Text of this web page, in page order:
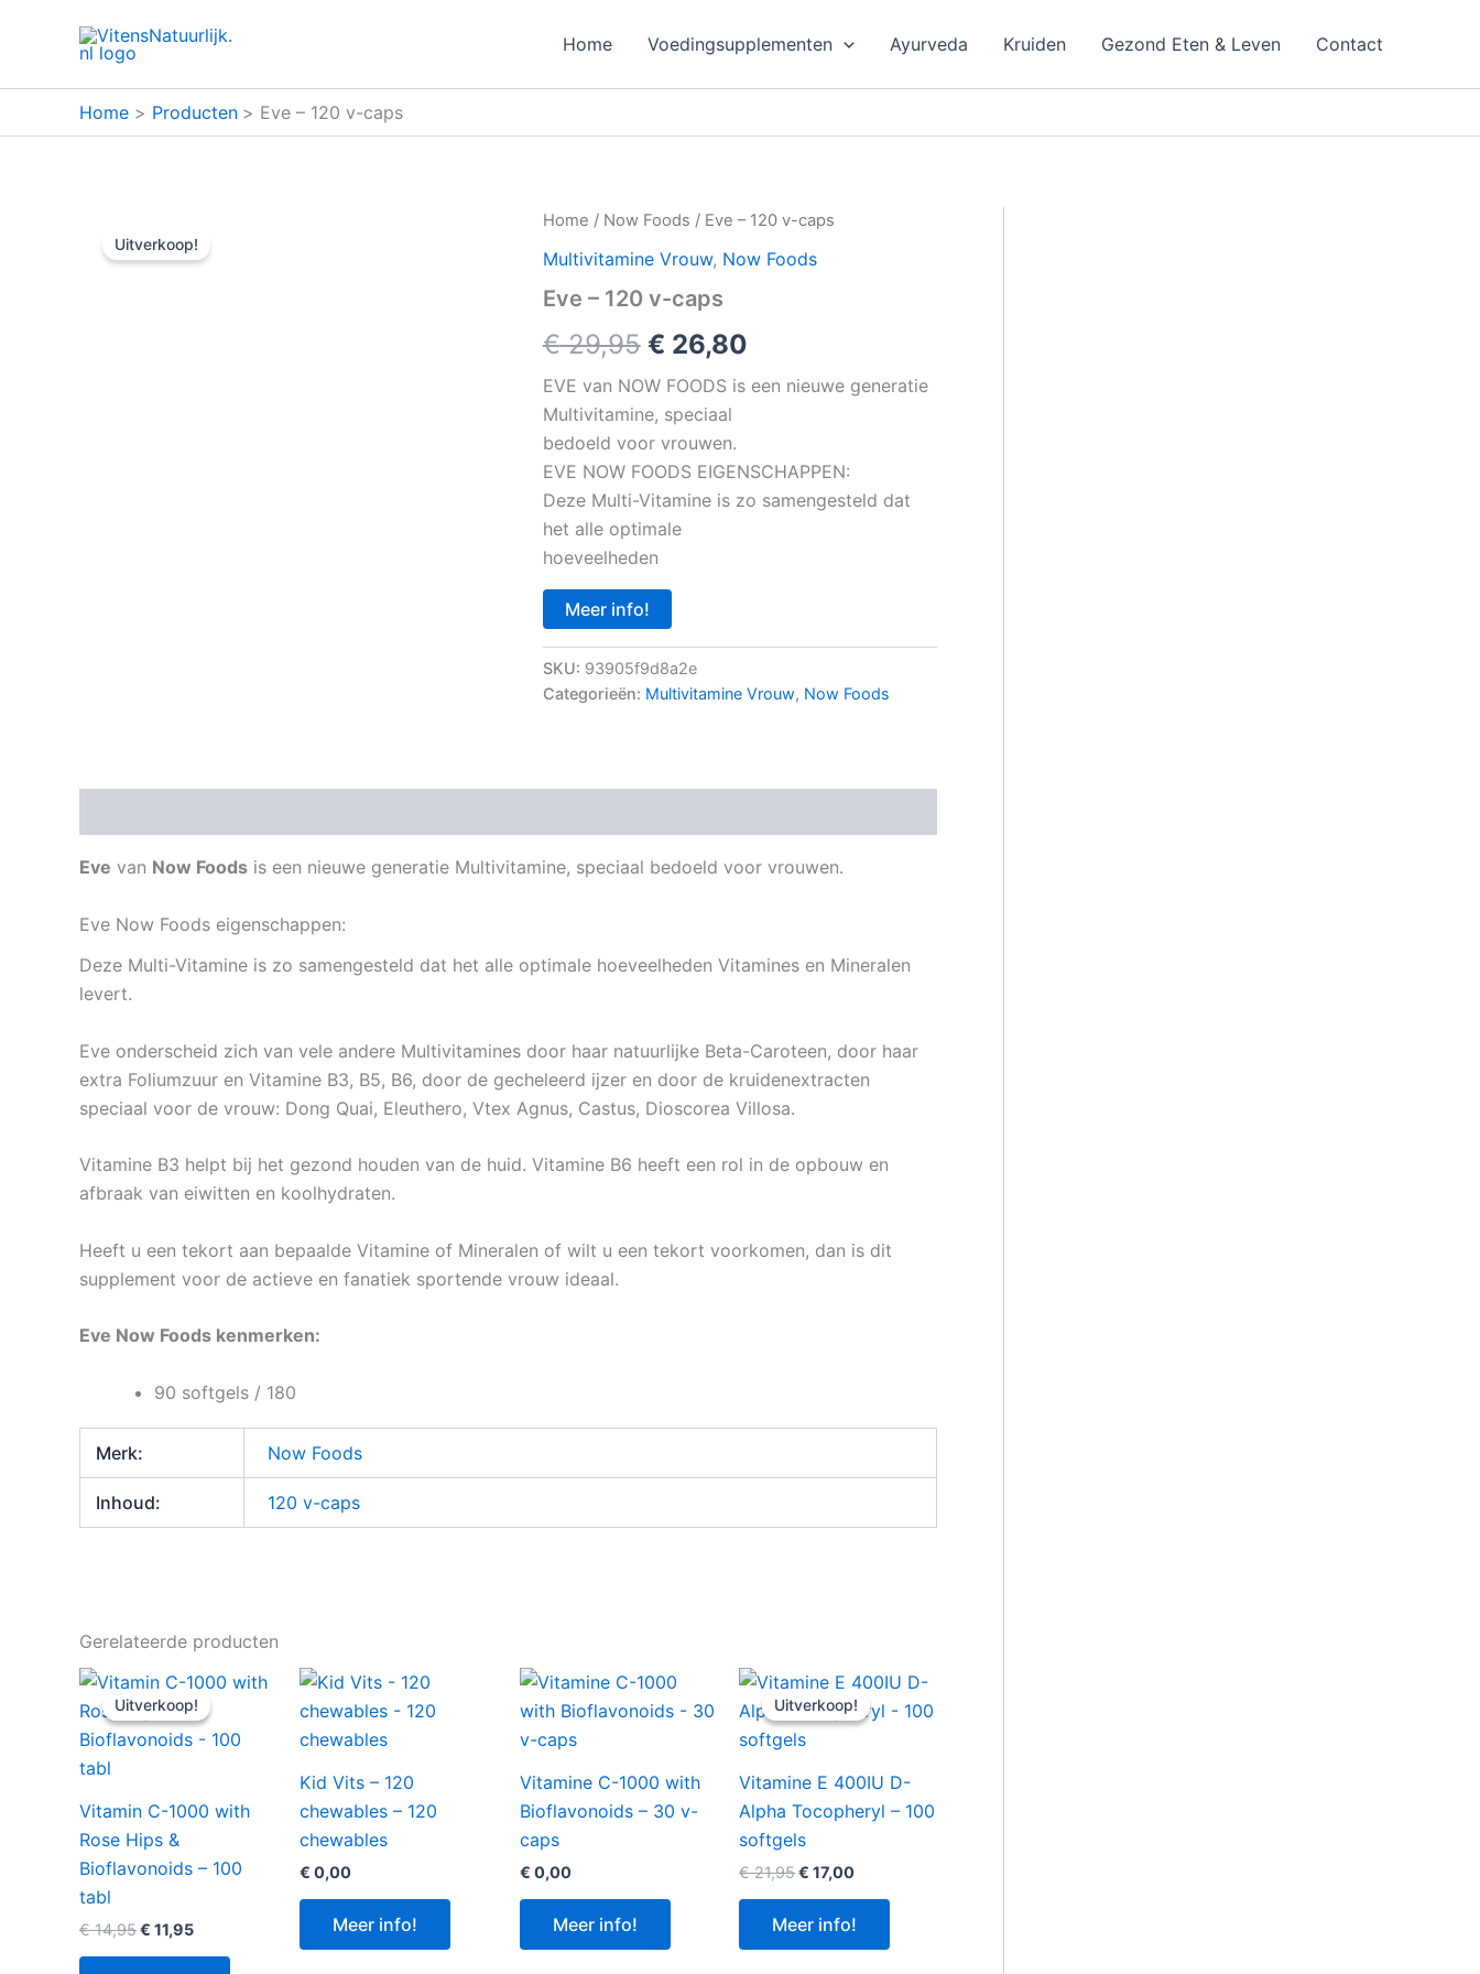
Home Voedingsupplementen Ayurveda Kruiden Gezond Eten & Leven Contact
Home Producten Eve – 120 v-caps
Uitverkoop!
Home / Now Foods / Eve – 120 v-caps
Multivitamine Vrouw, Now Foods
Eve – 120 v-caps
€29,95 Oorspronkelijke
prijs
was:
€ 29,95.
€ 26,80Huidige
prijs
€ 26,80.
EVE van NOW FOODS is een nieuwe generatie
Multivitamine, speciaal
bedoeld voor vrouwen.
EVE NOW FOODS EIGENSCHAPPEN:
Deze Multi-Vitamine is zo samengesteld dat
het alle optimale
hoeveelheden
Meer info!
SKU: 93905f9d8a2e
Categorieën: Multivitamine Vrouw, Now Foods
Eve van Now Foods is een nieuwe generatie Multivitamine, speciaal bedoeld voor vrouwen.
Eve Now Foods eigenschappen:
Deze Multi-Vitamine is zo samengesteld dat het alle optimale hoeveelheden Vitamines en Mineralen
levert.
Eve onderscheid zich van vele andere Multivitamines door haar natuurlijke Beta-Caroteen, door haar
extra Foliumzuur en Vitamine B3, B5, B6, door de gecheleerd ijzer en door de kruidenextracten
speciaal voor de vrouw: Dong Quai, Eleuthero, Vtex Agnus, Castus, Dioscorea Villosa.
Vitamine B3 helpt bij het gezond houden van de huid. Vitamine B6 heeft een rol in de opbouw en
afbraak van eiwitten en koolhydraten.
Heeft u een tekort aan bepaalde Vitamine of Mineralen of wilt u een tekort voorkomen, dan is dit
supplement voor de actieve en fanatiek sportende vrouw ideaal.
Eve Now Foods kenmerken:
90 softgels / 180
Merk: Now Foods
Inhoud: 120 v-caps
Gerelateerde producten
Uitverkoop!
Uitverkoop!
Vitamin C-1000 with
Rose Hips &
Bioflavonoids – 100
tabl
€14,95Oorspronkelijke
€ 11,95Huidige
Kid Vits – 120
chewables – 120
chewables
€ 0,00
Meer info!
Vitamine C-1000 with
Bioflavonoids – 30 v-
caps
€ 0,00
Meer info!
Uitverkoop!
Uitverkoop!
Vitamine E 400IU D-
Alpha Tocopheryl – 100
softgels
€21,95Oorspronkelijke
€ 21,95.
€ 17,00Huidige
€ 17,00.
Meer info!